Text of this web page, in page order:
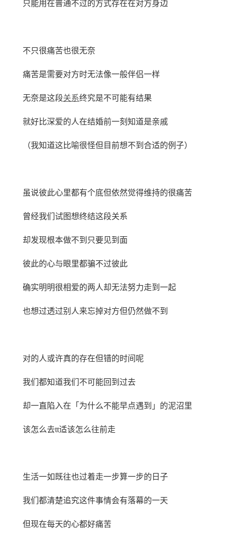
只能用在普通不过的方式存在在对方身边
不只很痛苦也很无奈
痛苦是需要对方时无法像一般伴侣一样
无奈是这段关系终究是不可能有结果
就好比深爱的人在结婚前一刻知道是亲戚
（我知道这比喻很怪但目前想不到合适的例子）
虽说彼此心里都有个底但依然觉得维持的很痛苦
曾经我们试图想终结这段关系
却发现根本做不到只要见到面
彼此的心与眼里都骗不过彼此
确实明明很相爱的两人却无法努力走到一起
也想过透过别人来忘掉对方但仍然做不到
对的人或许真的存在但错的时间呢
我们都知道我们不可能回到过去
却一直陷入在「为什么不能早点遇到」的泥沼里
该怎么去tt适该怎么往前走
生活一如既往也过着走一步算一步的日子
我们都清楚追究这件事情会有落幕的一天
但现在每天的心都好痛苦